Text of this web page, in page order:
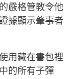
嚴格管教令他
據顯示肇事者
用藏在書包裡
的所有子彈